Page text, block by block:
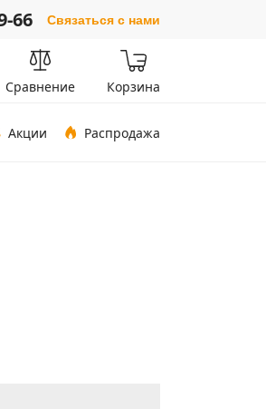
66 Связаться с нами
Сравнение Корзина
Акции Распродажа